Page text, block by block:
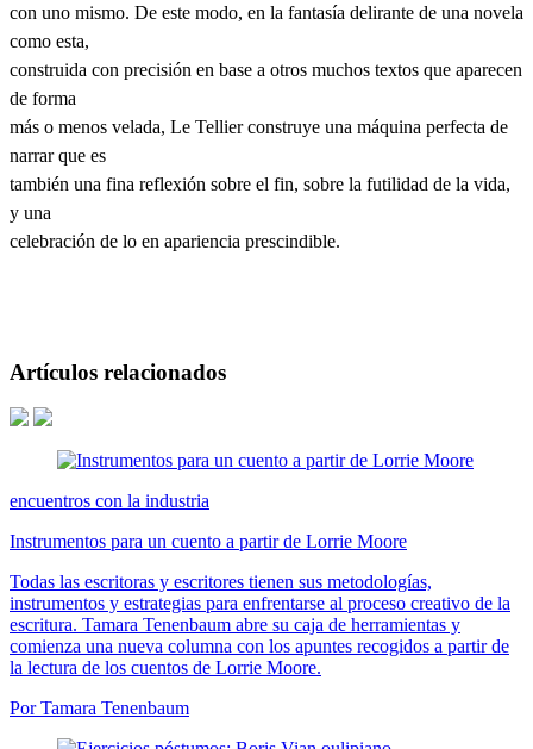
con uno mismo. De este modo, en la fantasía delirante de una novela
como esta,
construida con precisión en base a otros muchos textos que aparecen
de forma
más o menos velada, Le Tellier construye una máquina perfecta de
narrar que es
también una fina reflexión sobre el fin, sobre la futilidad de la vida,
y una
celebración de lo en apariencia prescindible.
Artículos relacionados
encuentros con la industria
Instrumentos para un cuento a partir de Lorrie Moore
Todas las escritoras y escritores tienen sus metodologías,
instrumentos y estrategias para enfrentarse al proceso creativo de la
escritura. Tamara Tenenbaum abre su caja de herramientas y
comienza una nueva columna con los apuntes recogidos a partir de
la lectura de los cuentos de Lorrie Moore.
Por Tamara Tenenbaum